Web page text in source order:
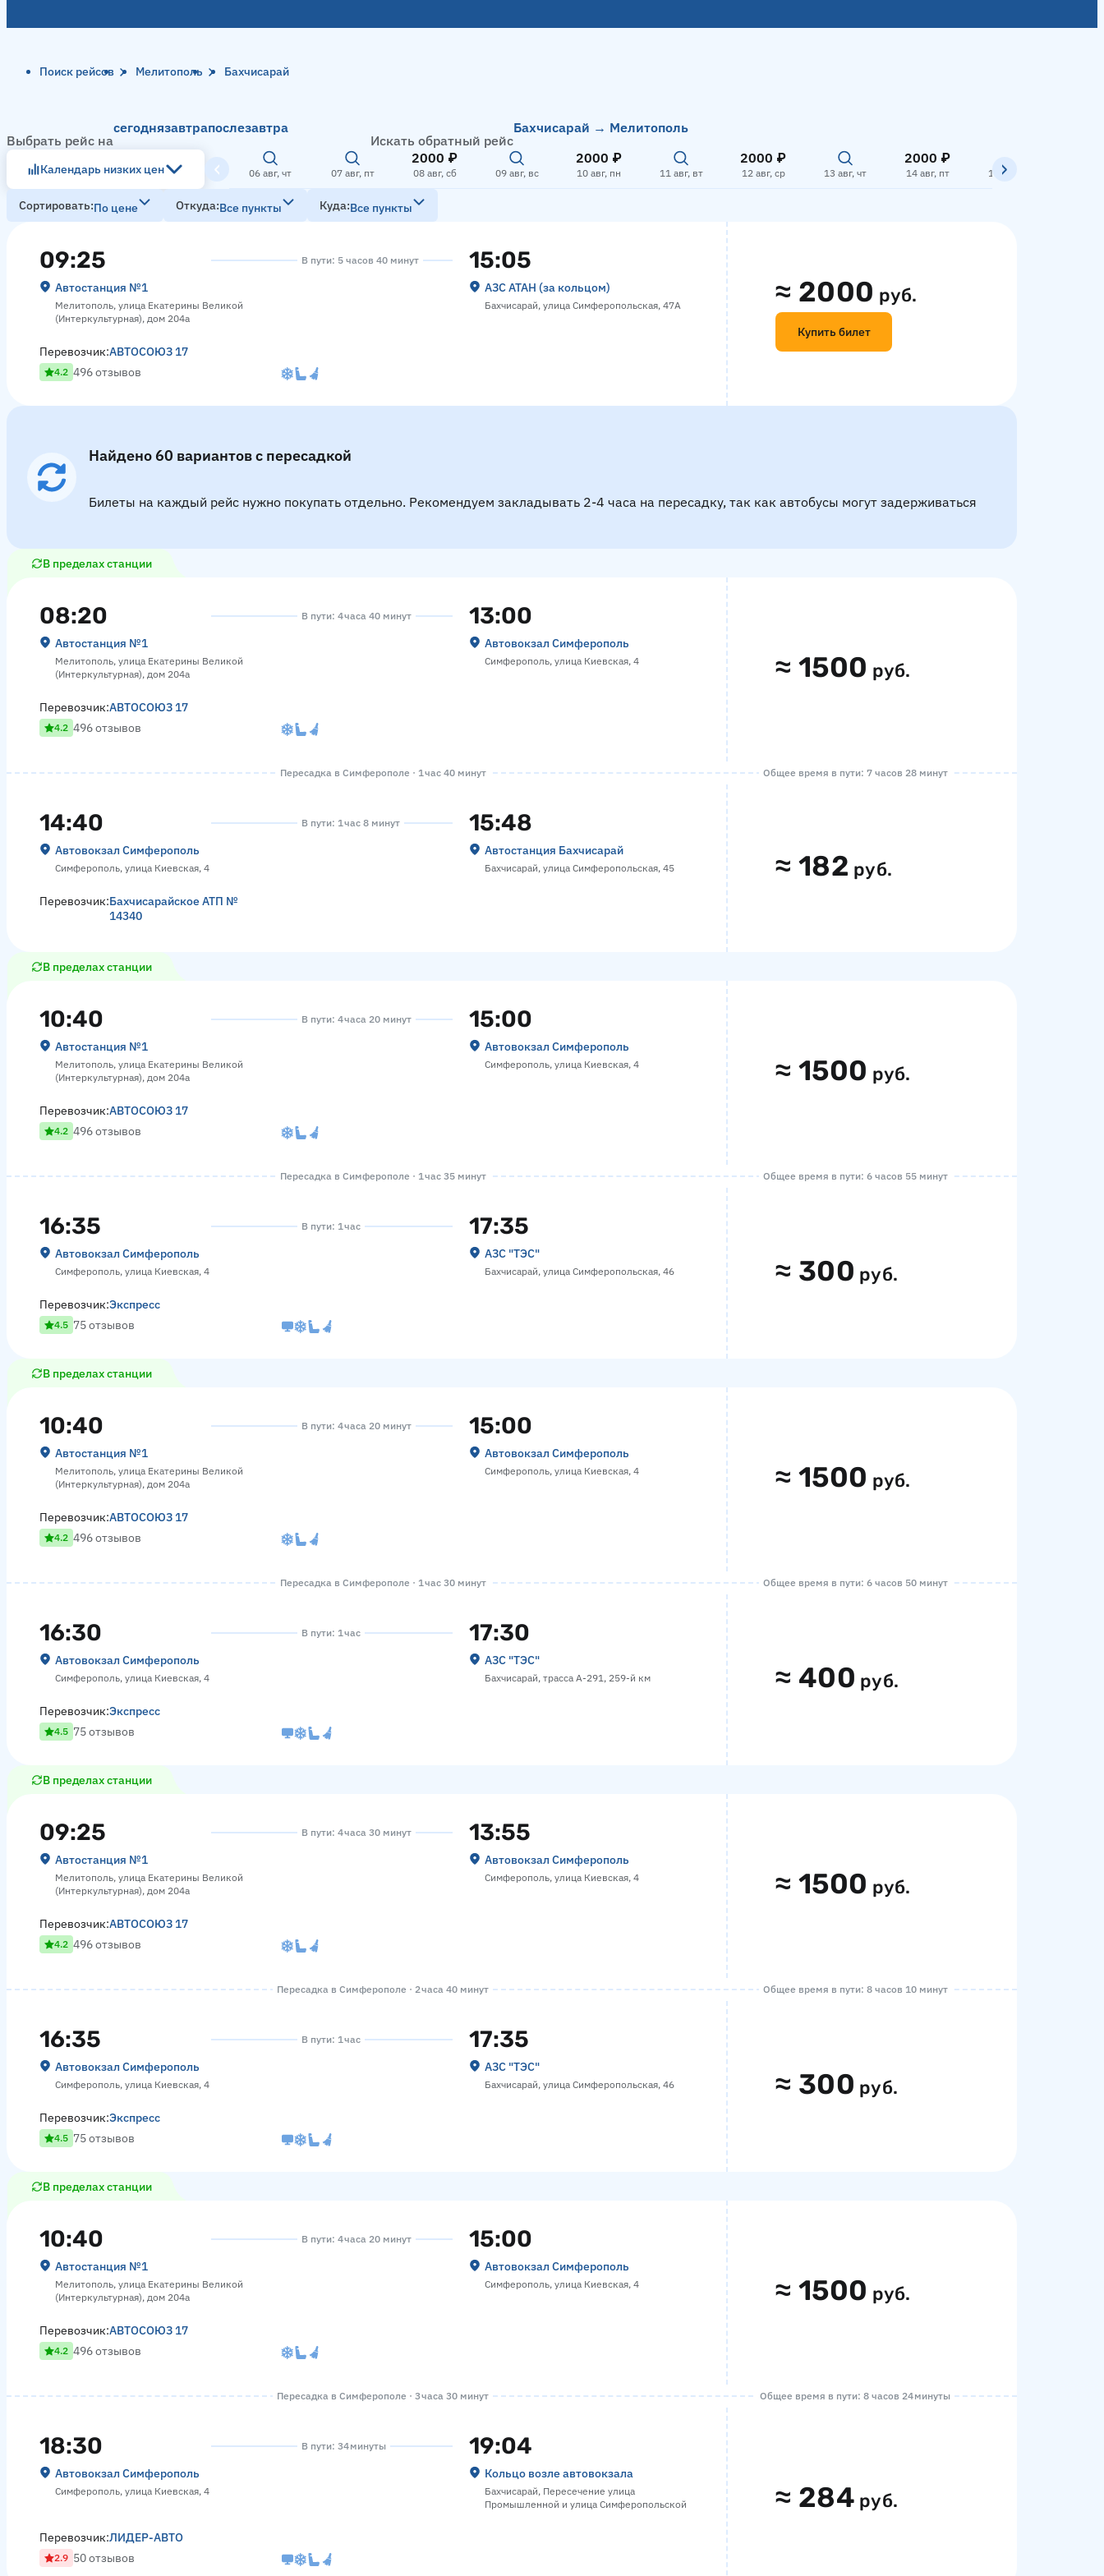
Поиск рейсов Мелитополь Бахчисарай
Выбрать рейс на
сегоднязавтрапослезавтра
Искать обратный рейс
Бахчисарай → Мелитополь
Календарь низких цен 06 авг, чт 07 авг, пт
2000 ₽
08 авг, сб 09 авг, вс
2000 ₽
10 авг, пн 11 авг, вт
2000 ₽
12 авг, ср 13 авг, чт
2000 ₽
14 авг, пт 15 авг, сб
Сортировать По цене Откуда Все пункты Куда Все пункты
09:25
Автостанция №1
Мелитополь, улица Екатерины Великой
(Интеркультурная), дом 204а
В пути: 5 часов 40 минут 15:05
АЗС АТАН (за кольцом)
Бахчисарай, улица Симферопольская, 47А ≈ 2000 руб.
Купить билет
Перевозчик:АВТОСОЮЗ 17
4.2 496 отзывов
Найдено 60 вариантов с пересадкой
Билеты на каждый рейс нужно покупать отдельно. Рекомендуем закладывать 2-4 часа на пересадку, так как автобусы могут задерживаться
В пределах станции
08:20
Автостанция №1
Мелитополь, улица Екатерины Великой
(Интеркультурная), дом 204а
В пути: 4 часа 40 минут 13:00
Автовокзал Симферополь
Симферополь, улица Киевская, 4 ≈1500 руб.
Перевозчик:АВТОСОЮЗ 17
4.2 496 отзывов
Пересадка в Симферополе · 1 час 40 минут Общее время в пути: 7 часов 28 минут
14:40
Автовокзал Симферополь
Симферополь, улица Киевская, 4
В пути: 1 час 8 минут 15:48
Автостанция Бахчисарай
Бахчисарай, улица Симферопольская, 45 ≈182 руб.
Перевозчик:Бахчисарайское АТП №
14340
В пределах станции
10:40
Автостанция №1
Мелитополь, улица Екатерины Великой
(Интеркультурная), дом 204а
В пути: 4 часа 20 минут 15:00
Автовокзал Симферополь
Симферополь, улица Киевская, 4 ≈1500 руб.
Перевозчик:АВТОСОЮЗ 17
4.2 496 отзывов
Пересадка в Симферополе · 1 час 35 минут Общее время в пути: 6 часов 55 минут
16:35
Автовокзал Симферополь
Симферополь, улица Киевская, 4
В пути: 1 час 17:35
АЗС "ТЭС"
Бахчисарай, улица Симферопольская, 46 ≈ 300 руб.
Перевозчик:Экспресс
4.5 75 отзывов
В пределах станции
10:40
Автостанция №1
Мелитополь, улица Екатерины Великой
(Интеркультурная), дом 204а
В пути: 4 часа 20 минут 15:00
Автовокзал Симферополь
Симферополь, улица Киевская, 4 ≈1500 руб.
Перевозчик:АВТОСОЮЗ 17
4.2 496 отзывов
Пересадка в Симферополе · 1 час 30 минут Общее время в пути: 6 часов 50 минут
16:30
Автовокзал Симферополь
Симферополь, улица Киевская, 4
В пути: 1 час 17:30
АЗС "ТЭС"
Бахчисарай, трасса А-291, 259-й км ≈ 400 руб.
Перевозчик:Экспресс
4.5 75 отзывов
В пределах станции
09:25
Автостанция №1
Мелитополь, улица Екатерины Великой
(Интеркультурная), дом 204а
В пути: 4 часа 30 минут 13:55
Автовокзал Симферополь
Симферополь, улица Киевская, 4 ≈1500 руб.
Перевозчик:АВТОСОЮЗ 17
4.2 496 отзывов
Пересадка в Симферополе · 2 часа 40 минут Общее время в пути: 8 часов 10 минут
16:35
Автовокзал Симферополь
Симферополь, улица Киевская, 4
В пути: 1 час 17:35
АЗС "ТЭС"
Бахчисарай, улица Симферопольская, 46 ≈ 300 руб.
Перевозчик:Экспресс
4.5 75 отзывов
В пределах станции
10:40
Автостанция №1
Мелитополь, улица Екатерины Великой
(Интеркультурная), дом 204а
В пути: 4 часа 20 минут 15:00
Автовокзал Симферополь
Симферополь, улица Киевская, 4 ≈1500 руб.
Перевозчик:АВТОСОЮЗ 17
4.2 496 отзывов
Пересадка в Симферополе · 3 часа 30 минут Общее время в пути: 8 часов 24 минуты
18:30
Автовокзал Симферополь
Симферополь, улица Киевская, 4
В пути: 34 минуты 19:04
Кольцо возле автовокзала
Бахчисарай, Пересечение улица
Промышленной и улица Симферопольской
≈ 284 руб.
Перевозчик:ЛИДЕР-АВТО
2.9 50 отзывов